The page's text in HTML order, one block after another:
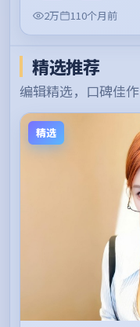
2万
110个月前
精选推荐
编辑精选，口碑佳作
精选